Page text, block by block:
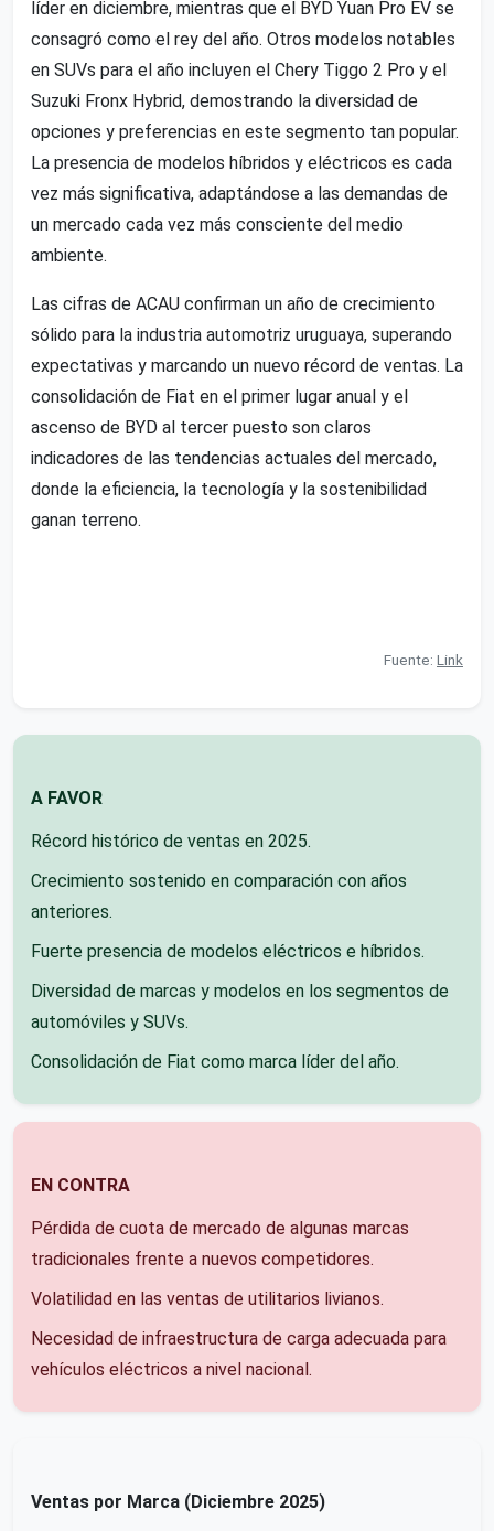
líder en diciembre, mientras que el BYD Yuan Pro EV se
consagró como el rey del año. Otros modelos notables
en SUVs para el año incluyen el Chery Tiggo 2 Pro y el
Suzuki Fronx Hybrid, demostrando la diversidad de
opciones y preferencias en este segmento tan popular.
La presencia de modelos híbridos y eléctricos es cada
vez más significativa, adaptándose a las demandas de
un mercado cada vez más consciente del medio
ambiente.
Las cifras de ACAU confirman un año de crecimiento
sólido para la industria automotriz uruguaya, superando
expectativas y marcando un nuevo récord de ventas. La
consolidación de Fiat en el primer lugar anual y el
ascenso de BYD al tercer puesto son claros
indicadores de las tendencias actuales del mercado,
donde la eficiencia, la tecnología y la sostenibilidad
ganan terreno.
Fuente: Link
A FAVOR
Récord histórico de ventas en 2025.
Crecimiento sostenido en comparación con años
anteriores.
Fuerte presencia de modelos eléctricos e híbridos.
Diversidad de marcas y modelos en los segmentos de
automóviles y SUVs.
Consolidación de Fiat como marca líder del año.
EN CONTRA
Pérdida de cuota de mercado de algunas marcas
tradicionales frente a nuevos competidores.
Volatilidad en las ventas de utilitarios livianos.
Necesidad de infraestructura de carga adecuada para
vehículos eléctricos a nivel nacional.
Ventas por Marca (Diciembre 2025)